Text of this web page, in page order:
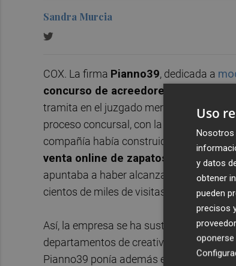
Sandra Murcia
COX. La firma Pianno39, dedicada a
concurso de acreedores
tramita en el juzgado mercantil de
proceso concursal, con la sociedad ya
compañía había construido en los
venta online de zapatos, ropa y
apuntaba a haber alcanzado más de
cientos de miles de visitas cada día en
Así, la empresa se ha sustentado en el
departamentos de creatividad,
Pianno39 ponía además el foco en el
Uso
Nosotros
y datos
obtener
pueden
precisos
oponerse